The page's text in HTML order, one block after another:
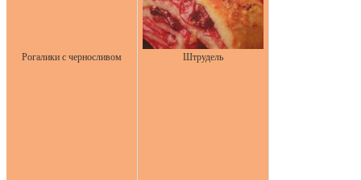
Рогалики с черносливом Штрудель